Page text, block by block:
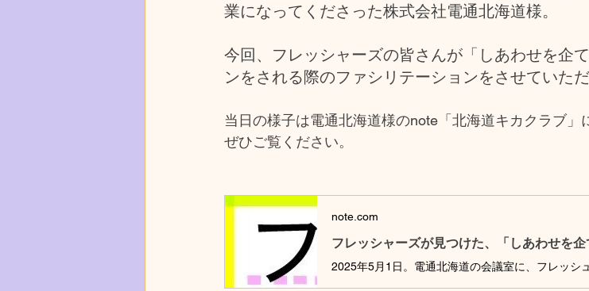
業になってくださった株式会社電通北海道様。
今回、フレッシャーズの皆さんが「しあわせを企
ンをされる際のファシリテーションをさせていただ
当日の様子は電通北海道様のnote「北海道キカクラブ」
ぜひご覧ください。
note.com
フレッシャーズが見つけた、「しあわせを